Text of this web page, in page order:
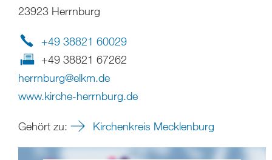
23923 Herrnburg
+49 38821 60029
+49 38821 67262
herrnburg@elkm.de
www.kirche-herrnburg.de
Gehört zu: Kirchenkreis Mecklenburg